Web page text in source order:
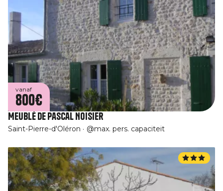
vanaf
800€
Meublé de Pascal Noisier
Saint-Pierre-d'Oléron @max. pers. capaciteit